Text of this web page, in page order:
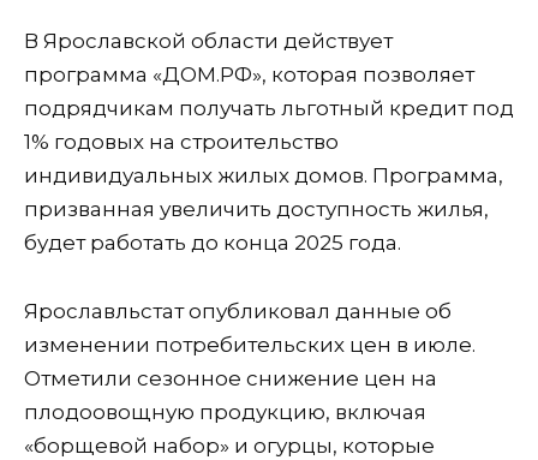
В Ярославской области действует
программа «ДОМ.РФ», которая позволяет
подрядчикам получать льготный кредит под
1% годовых на строительство
индивидуальных жилых домов. Программа,
призванная увеличить доступность жилья,
будет работать до конца 2025 года.
Ярославльстат опубликовал данные об
изменении потребительских цен в июле.
Отметили сезонное снижение цен на
плодоовощную продукцию, включая
«борщевой набор» и огурцы, которые